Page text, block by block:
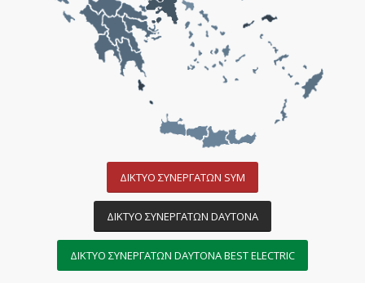
ΔΙΚΤΥΟ ΣΥΝΕΡΓΑΤΩΝ SYM
ΔΙΚΤΥΟ ΣΥΝΕΡΓΑΤΩΝ DAYTONA
ΔΙΚΤΥΟ ΣΥΝΕΡΓΑΤΩΝ DAYTONA BEST ELECTRIC